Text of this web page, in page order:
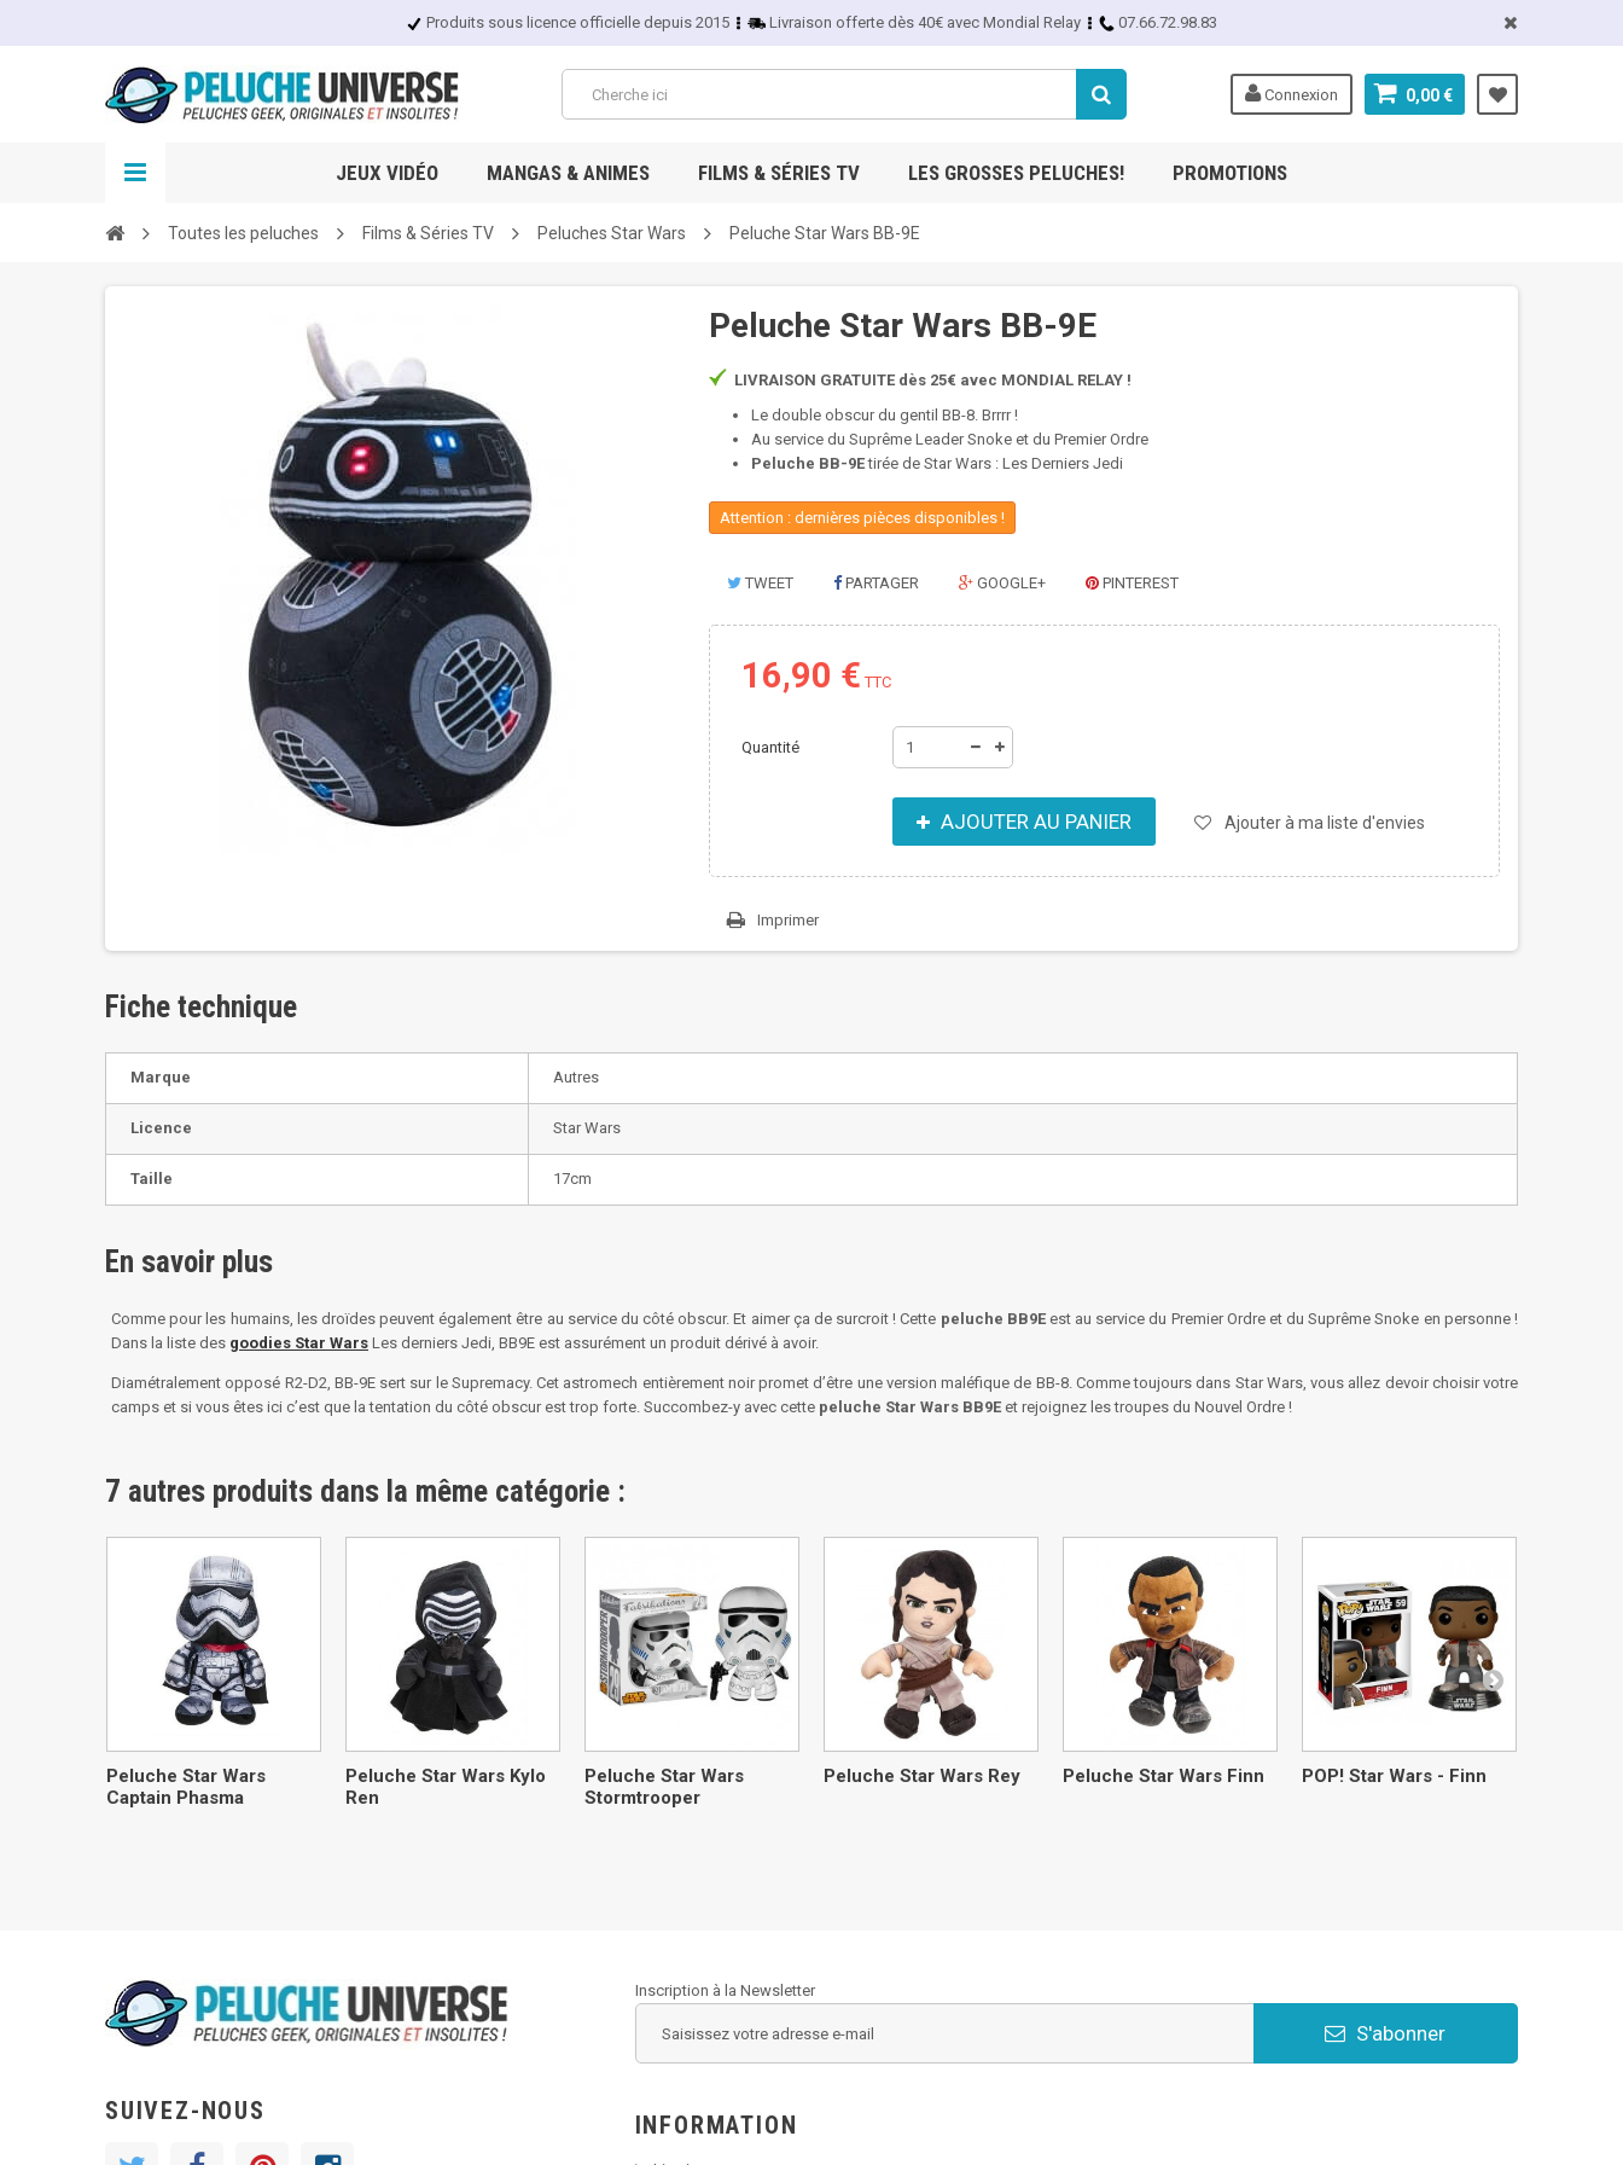
Produits sous licence officielle depuis 2015 Livraison offerte dès 40€ avec Mondial Relay 07.66.72.98.83
0,00 €
Connexion
JEUX VIDÉO MANGAS & ANIMES FILMS & SÉRIES TV LES GROSSES PELUCHES! PROMOTIONS
Toutes les peluches Films & Séries TV Peluches Star Wars Peluche Star Wars BB-9E
Peluche Star Wars BB-9E
LIVRAISON GRATUITE dès 25€ avec MONDIAL RELAY !
Le double obscur du gentil BB-8. Brrrr !
Au service du Suprême Leader Snoke et du Premier Ordre
Peluche BB-9Etirée de Star Wars : Les Derniers Jedi
Attention : dernières pièces disponibles !
TWEET PARTAGER GOOGLE+ PINTEREST
16,90 € TTC
Quantité
AJOUTER AU PANIER Ajouter à ma liste d'envies
Imprimer
Fiche technique
Marque Autres
Licence Star Wars
Taille 17cm
En savoir plus
Comme pour les humains, les droïdes peuvent également être au service du côté obscur. Et aimer ça de surcroit ! Cette peluche BB9Eest au service du Premier Ordre et du Suprême Snoke en personne !
Dans la liste des goodies Star Wars Les derniers Jedi, BB9E est assurément un produit dérivé à avoir.
Diamétralement opposé R2-D2, BB-9E sert sur le Supremacy. Cet astromech entièrement noir promet d’être une version maléfique de BB-8. Comme toujours dans Star Wars, vous allez devoir choisir votre
camps et si vous êtes ici c’est que la tentation du côté obscur est trop forte. Succombez-y avec cette peluche Star Wars BB9E et rejoignez les troupes du Nouvel Ordre !
7 autres produits dans la même catégorie :
Peluche Star Wars
Captain Phasma
Peluche Star Wars Kylo
Ren
Peluche Star Wars
Stormtrooper
Peluche Star Wars Rey Peluche Star Wars Finn POP! Star Wars - Finn
SUIVEZ-NOUS
Inscription à la Newsletter
S'abonner
INFORMATION